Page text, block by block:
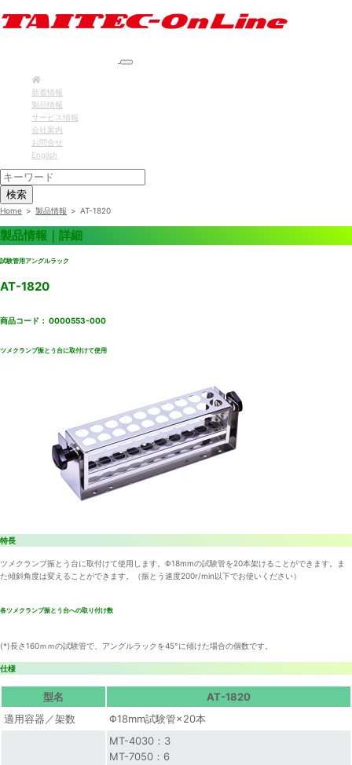
新着情報
製品情報
サービス情報
会社案内
お問合せ
English
検索
Home > 製品情報 > AT-1820
製品情報｜詳細
試験管用アングルラック
AT-1820
商品コード： 0000553-000
ツメクランプ振とう台に取付けて使用
特長
ツメクランプ振とう台に取付けて使用します。Φ18mmの試験管を20本架けることができます。ま
た傾斜角度は変えることができます。（振とう速度200r/min以下でお使いください）
各ツメクランプ振とう台への取り付け数
(*)長さ160ｍｍの試験管で、アングルラックを45°に傾けた場合の個数です。
仕様
型名
AT-1820
適用容器／架数
Φ18mm試験管×20本
MT-4030：3
MT-7050：6